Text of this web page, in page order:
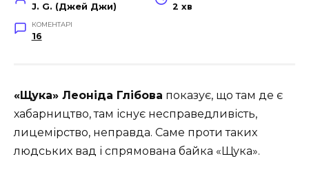
J. G. (Джей Джи) 2 хв
КОМЕНТАРІ
16
«Щука» Леоніда Глібова показує, що там де є
хабарництво, там існує несправедливість,
лицемірство, неправда. Саме проти таких
людських вад і спрямована байка «Щука».